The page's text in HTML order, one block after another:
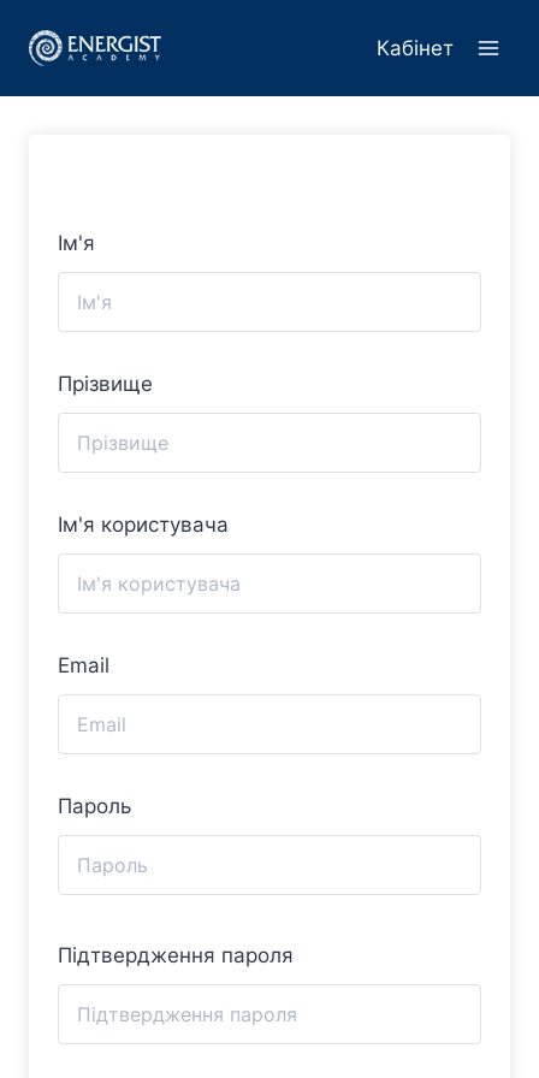
Кабінет
Ім'я
Прізвище
Ім'я користувача
Email
Пароль
Підтвердження пароля